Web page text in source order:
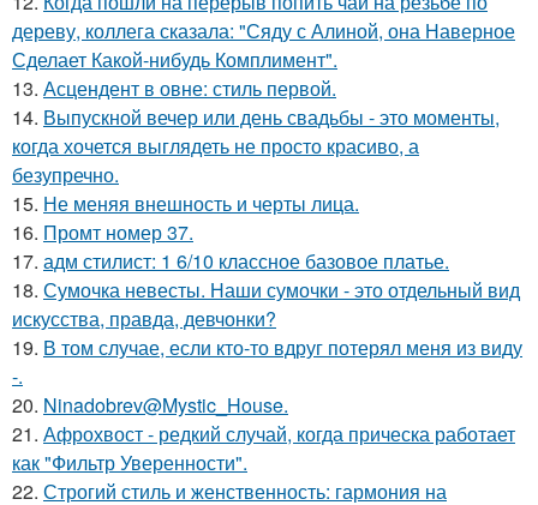
дереву, коллега сказала: "Сяду с Алиной, она Наверное
Сделает Какой-нибудь Комплимент".
13. Асцендент в овне: стиль первой.
14. Выпускной вечер или день свадьбы - это моменты,
когда хочется выглядеть не просто красиво, а
безупречно.
15. Не меняя внешность и черты лица.
16. Промт номер 37.
17. адм стилист: 1 6/10 классное базовое платье.
18. Сумочка невесты. Наши сумочки - это отдельный вид
искусства, правда, девчонки?
19. В том случае, если кто-то вдруг потерял меня из виду
-.
20. Ninadobrev@Mystic_House.
21. Афрохвост - редкий случай, когда прическа работает
как "Фильтр Уверенности".
22. Строгий стиль и женственность: гармония на